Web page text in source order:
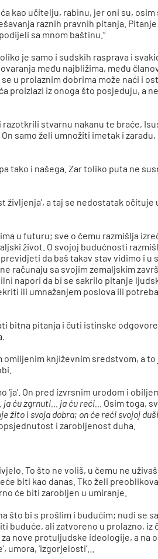
kao učitelju, rabinu, jer oni su,
raznih pravnih pitanja.
sa mnom baštinu.“
je samo i sudskih rasprava i
među najbližima, među
u prolaznim dobrima može naći i
proizlazi iz onoga što posjeduju, a
stvarnu nakanu te braće,
samo želi umnožiti imetak i zaradu,
tako i našega. Zar toliko puta ne
življenja', a taj se nedostatak očituje
u futuru; sve o čemu razmišlja
život. O svojoj budućnosti
da baš takav stav vidimo i u
računaju sa svojim zemaljskim
napori da bi se sakrilo pitanje
ili umnažanjem poslova ili
bitna pitanja i čuti istinske
omiljenim književnim sredstvom, a
'ja'. On pred izvrsnim urodom i
ću zgrnuti… ja ću reći… Osim toga,
žito i svoja dobra; on će reći svojoj duši
i zarobljenost duha.
To što ne voliš, u čemu ne
biti kao danas. Tko želi
će biti zarobljen u umiranje.
što bi s prošlim i budućim; nudi se
buduće, ali zatvoreno u prolazno, iz
nove protuljudske ideologije, a na
umora, 'izgorjelosti'…